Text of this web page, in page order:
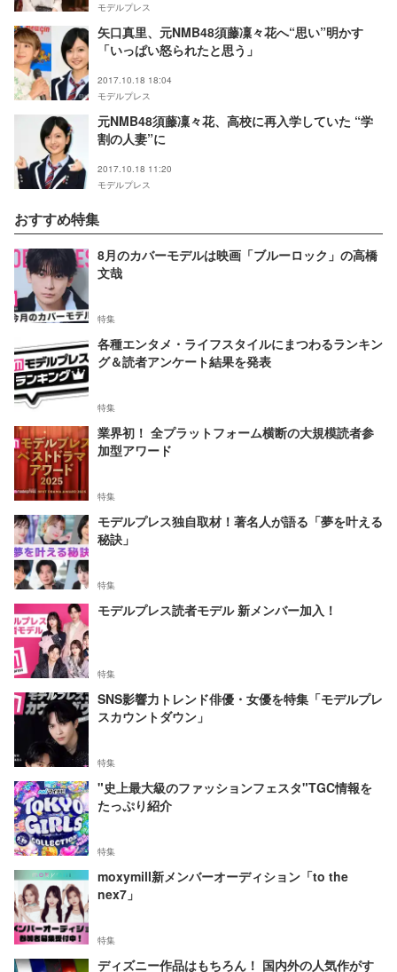
モデルプレス
矢口真里、元NMB48須藤凜々花へ“思い”明かす
「いっぱい怒られたと思う」
2017.10.18 18:04
モデルプレス
元NMB48須藤凜々花、高校に再入学していた “学
割の人妻”に
2017.10.18 11:20
モデルプレス
おすすめ特集
8月のカバーモデルは映画「ブルーロック」の高橋
文哉
特集
各種エンタメ・ライフスタイルにまつわるランキン
グ＆読者アンケート結果を発表
特集
業界初！ 全プラットフォーム横断の大規模読者参
加型アワード
特集
モデルプレス独自取材！著名人が語る「夢を叶える
秘訣」
特集
モデルプレス読者モデル 新メンバー加入！
特集
SNS影響力トレンド俳優・女優を特集「モデルプレ
スカウントダウン」
特集
"史上最大級のファッションフェスタ"TGC情報を
たっぷり紹介
特集
moxymill新メンバーオーディション「to the
nex7」
特集
ディズニー作品はもちろん！ 国内外の人気作がす